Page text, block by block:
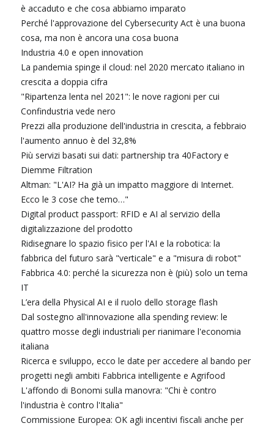
è accaduto e che cosa abbiamo imparato
Perché l'approvazione del Cybersecurity Act è una buona
cosa, ma non è ancora una cosa buona
Industria 4.0 e open innovation
La pandemia spinge il cloud: nel 2020 mercato italiano in
crescita a doppia cifra
"Ripartenza lenta nel 2021": le nove ragioni per cui
Confindustria vede nero
Prezzi alla produzione dell'industria in crescita, a febbraio
l'aumento annuo è del 32,8%
Più servizi basati sui dati: partnership tra 40Factory e
Diemme Filtration
Altman: "L'AI? Ha già un impatto maggiore di Internet.
Ecco le 3 cose che temo…"
Digital product passport: RFID e AI al servizio della
digitalizzazione del prodotto
Ridisegnare lo spazio fisico per l'AI e la robotica: la
fabbrica del futuro sarà "verticale" e a "misura di robot"
Fabbrica 4.0: perché la sicurezza non è (più) solo un tema
IT
L’era della Physical AI e il ruolo dello storage flash
Dal sostegno all'innovazione alla spending review: le
quattro mosse degli industriali per rianimare l'economia
italiana
Ricerca e sviluppo, ecco le date per accedere al bando per
progetti negli ambiti Fabbrica intelligente e Agrifood
L'affondo di Bonomi sulla manovra: "Chi è contro
l'industria è contro l'Italia"
Commissione Europea: OK agli incentivi fiscali anche per